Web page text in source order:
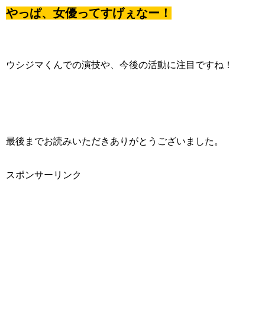
やっぱ、女優ってすげぇなー！
ウシジマくんでの演技や、今後の活動に注目ですね！
最後までお読みいただきありがとうございました。
スポンサーリンク